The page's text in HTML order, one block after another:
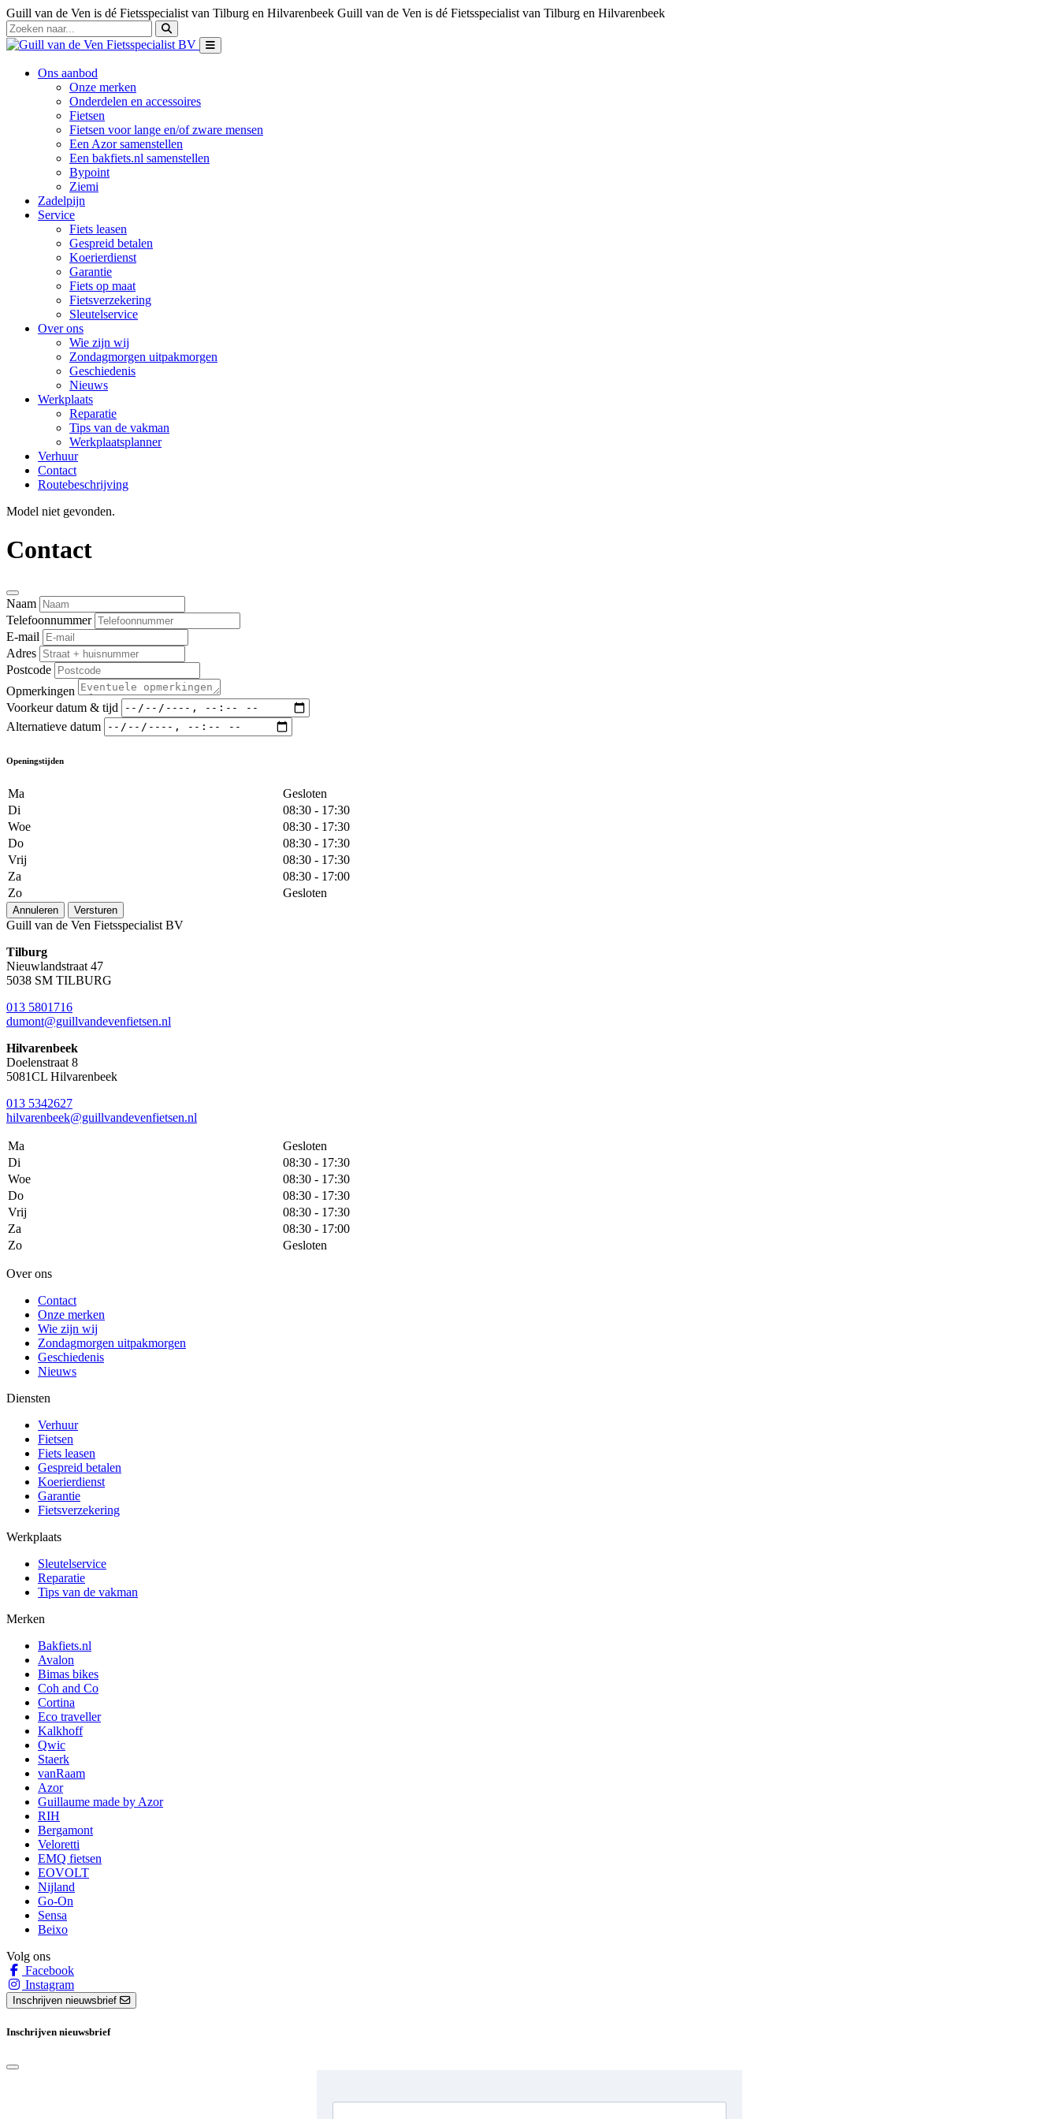
Guill van de Ven is dé Fietsspecialist van Tilburg en Hilvarenbeek Guill van de Ven is dé Fietsspecialist van Tilburg en Hilvarenbeek
Ons aanbod
Onze merken
Onderdelen en accessoires
Fietsen
Fietsen voor lange en/of zware mensen
Een Azor samenstellen
Een bakfiets.nl samenstellen
Bypoint
Ziemi
Zadelpijn
Service
Fiets leasen
Gespreid betalen
Koerierdienst
Garantie
Fiets op maat
Fietsverzekering
Sleutelservice
Over ons
Wie zijn wij
Zondagmorgen uitpakmorgen
Geschiedenis
Nieuws
Werkplaats
Reparatie
Tips van de vakman
Werkplaatsplanner
Verhuur
Contact
Routebeschrijving
Model niet gevonden.
Contact
Naam
Telefoonnummer
E-mail
Adres
Postcode
Opmerkingen
Voorkeur datum & tijd
Alternatieve datum
Openingstijden
Ma
Gesloten
Di
08:30 - 17:30
Woe
08:30 - 17:30
Do
08:30 - 17:30
Vrij
08:30 - 17:30
Za
08:30 - 17:00
Zo
Gesloten
Annuleren Versturen
Guill van de Ven Fietsspecialist BV
Tilburg
Nieuwlandstraat 47
5038 SM TILBURG
013 5801716
dumont@guillvandevenfietsen.nl
Hilvarenbeek
Doelenstraat 8
5081CL Hilvarenbeek
013 5342627
hilvarenbeek@guillvandevenfietsen.nl
Ma
Gesloten
Di
08:30 - 17:30
Woe
08:30 - 17:30
Do
08:30 - 17:30
Vrij
08:30 - 17:30
Za
08:30 - 17:00
Zo
Gesloten
Over ons
Contact
Onze merken
Wie zijn wij
Zondagmorgen uitpakmorgen
Geschiedenis
Nieuws
Diensten
Verhuur
Fietsen
Fiets leasen
Gespreid betalen
Koerierdienst
Garantie
Fietsverzekering
Werkplaats
Sleutelservice
Reparatie
Tips van de vakman
Merken
Bakfiets.nl
Avalon
Bimas bikes
Coh and Co
Cortina
Eco traveller
Kalkhoff
Qwic
Staerk
vanRaam
Azor
Guillaume made by Azor
RIH
Bergamont
Veloretti
EMQ fietsen
EOVOLT
Nijland
Go-On
Sensa
Beixo
Volg ons
Facebook
Instagram
Inschrijven nieuwsbrief
Inschrijven nieuwsbrief